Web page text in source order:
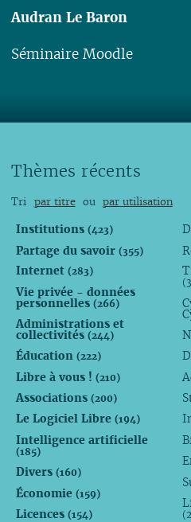
Audran Le Baron
Séminaire Moodle
Thèmes récents
Tri par titre ou par utilisation
Institutions (423)
Partage du savoir (355)
Internet (283)
Vie privée - données
personnelles (266)
Administrations et
collectivités (244)
Éducation (222)
Libre à vous ! (210)
Associations (200)
Le Logiciel Libre (194)
Intelligence artificielle
(185)
Divers (160)
Économie (159)
Licences (154)